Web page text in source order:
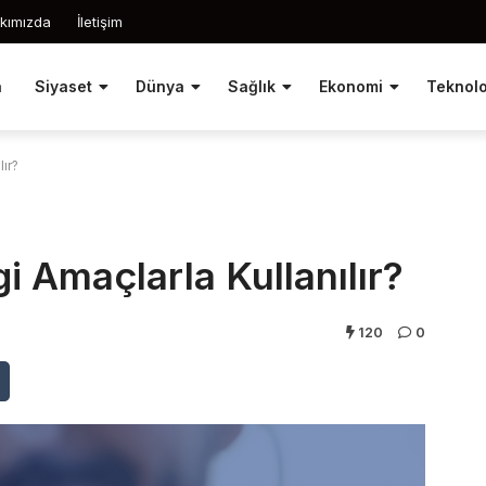
İletişim
Siyaset Dünya Sağlık Ekonomi
Kullanılır?
120 0